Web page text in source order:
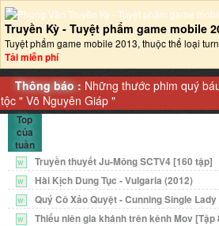
Truyền Kỳ - Tuyệt phẩm game mobile
Tuyệt phẩm game mobile 2013, thuộc thể loại
Tải miễn phí
Thông báo : Những thước phim quý
tộc "Võ Nguyên Giáp "
Top
của
tuần
W Truyền thuyết Ju-Mông SCTV4 [160 tập]
W Hài Kịch Dung Tục - Vulgaria (2012)
W Quý Cô Xảo Quyệt - Cunning Single
W Thiếu niên gia khánh trên kênh Mov [Tập